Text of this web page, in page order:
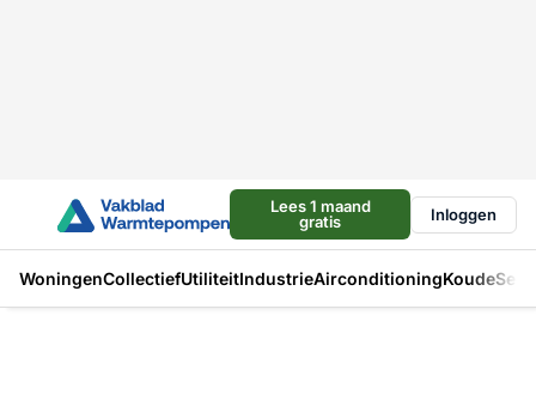
Lees 1 maand
gratis
Inloggen
WoningenCollectiefUtiliteitIndustrieAirconditioningKoude